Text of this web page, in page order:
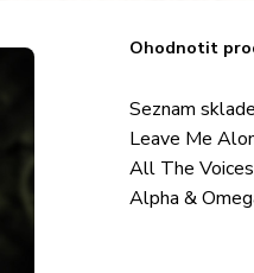
Ohodnotit
Seznam
Leave Me
All The
Alpha &